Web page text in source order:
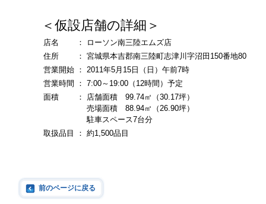
＜仮設店舗の詳細＞
店名 ：
ローソン南三陸エムズ店
住所
： 宮城県本吉郡南三陸町志津川字沼田150番地80
営業開始 ： 2011年5月15日（日）午前7時
営業時間
： 7:00～19:00（12時間）予定
面積
：
店舗面積 99.74㎡（30.17坪）
売場面積 88.94㎡（26.90坪）
駐車スペース7台分
取扱品目
： 約1,500品目
前のページに戻る